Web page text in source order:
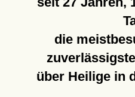
die
über Heilige in